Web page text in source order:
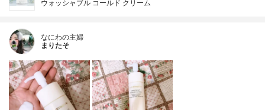
ウォッシャブル コールド クリーム
なにわの主婦
まりたそ